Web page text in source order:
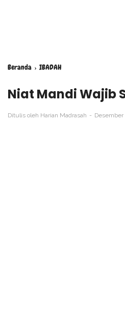
Beranda ›IBADAH
Niat Mandi Wajib
Ditulis oleh Harian Madrasah Desember